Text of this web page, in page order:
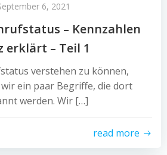
6, 2021
– Kennzahlen
erklärt – Teil 1
verstehen zu können,
ein paar Begriffe, die dort
werden. Wir […]
read more